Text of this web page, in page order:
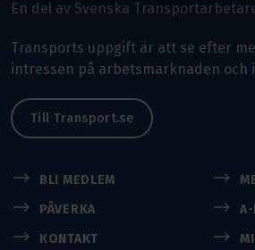
En del av Svenska
Transports uppgift är att se efter
intressen på arbetsmarknaden och
Till Transport.se
BLI MEDLEM
PÅVERKA
A-
KONTAKT